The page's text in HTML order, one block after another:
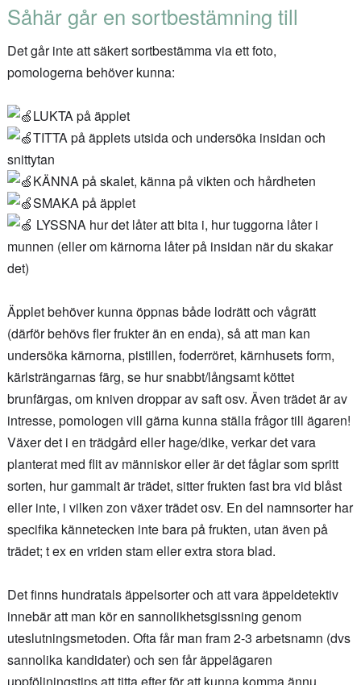
Såhär går en sortbestämning till
Det går inte att säkert sortbestämma via ett foto,
pomologerna behöver kunna:
LUKTA på äpplet
TITTA på äpplets utsida och undersöka insidan och
snittytan
KÄNNA på skalet, känna på vikten och hårdheten
SMAKA på äpplet
LYSSNA hur det låter att bita i, hur tuggorna låter i
munnen (eller om kärnorna låter på insidan när du skakar
det)
Äpplet behöver kunna öppnas både lodrätt och vågrätt
(därför behövs fler frukter än en enda), så att man kan
undersöka kärnorna, pistillen, foderröret, kärnhusets form,
kärlsträngarnas färg, se hur snabbt/långsamt köttet
brunfärgas, om kniven droppar av saft osv. Även trädet är av
intresse, pomologen vill gärna kunna ställa frågor till ägaren!
Växer det i en trädgård eller hage/dike, verkar det vara
planterat med flit av människor eller är det fåglar som spritt
sorten, hur gammalt är trädet, sitter frukten fast bra vid blåst
eller inte, i vilken zon växer trädet osv. En del namnsorter har
specifika kännetecken inte bara på frukten, utan även på
trädet; t ex en vriden stam eller extra stora blad.
Det finns hundratals äppelsorter och att vara äppeldetektiv
innebär att man kör en sannolikhetsgissning genom
uteslutningsmetoden. Ofta får man fram 2-3 arbetsnamn (dvs
sannolika kandidater) och sen får äppelägaren